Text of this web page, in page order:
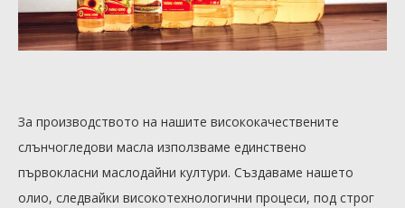
За производството на нашите висококачествените
слънчогледови масла използваме единствено
първокласни маслодайни култури. Създаваме нашето
олио, следвайки високотехнологични процеси, под строг